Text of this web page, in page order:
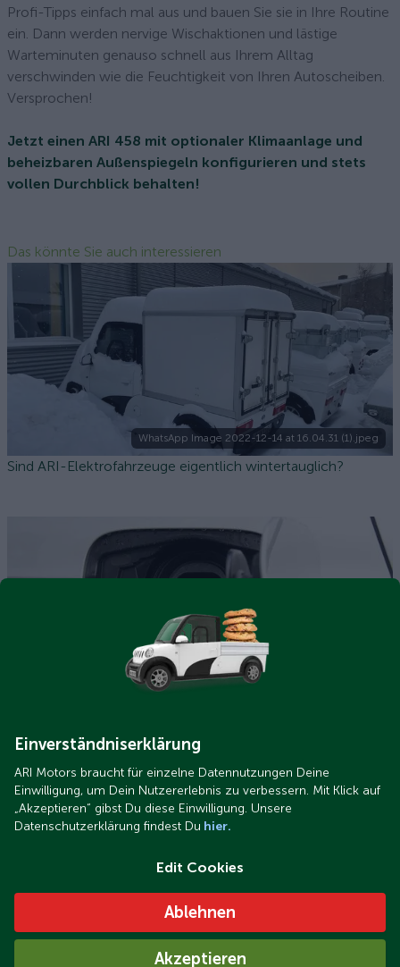
Profi-Tipps einfach mal aus und bauen Sie sie in Ihre Routine
ein. Dann werden nervige Wischaktionen und lästige
Warteminuten genauso schnell aus Ihrem Alltag
verschwinden wie die Feuchtigkeit von Ihren Autoscheiben.
Versprochen!
Jetzt einen ARI 458 mit optionaler Klimaanlage und
beheizbaren Außenspiegeln konfigurieren und stets
vollen Durchblick behalten!
Das könnte Sie auch interessieren
WhatsApp Image 2022-12-14 at 16.04.31 (1).jpeg
Sind ARI-Elektrofahrzeuge eigentlich wintertauglich?
Elektrofahrzeugs
Einverständniserklärung
ARI Motors braucht für einzelne Datennutzungen Deine
Einwilligung, um Dein Nutzererlebnis zu verbessern. Mit Klick auf
„Akzeptieren“ gibst Du diese Einwilligung. Unsere
Datenschutzerklärung findest Du hier.
Edit Cookies
Ablehnen
Akzeptieren